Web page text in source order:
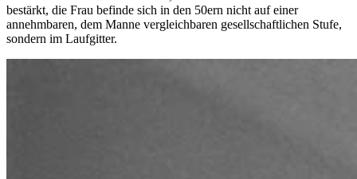
bestärkt, die Frau befinde sich in den 50ern nicht auf einer
annehmbaren, dem Manne vergleichbaren gesellschaftlichen Stufe,
sondern im Laufgitter.